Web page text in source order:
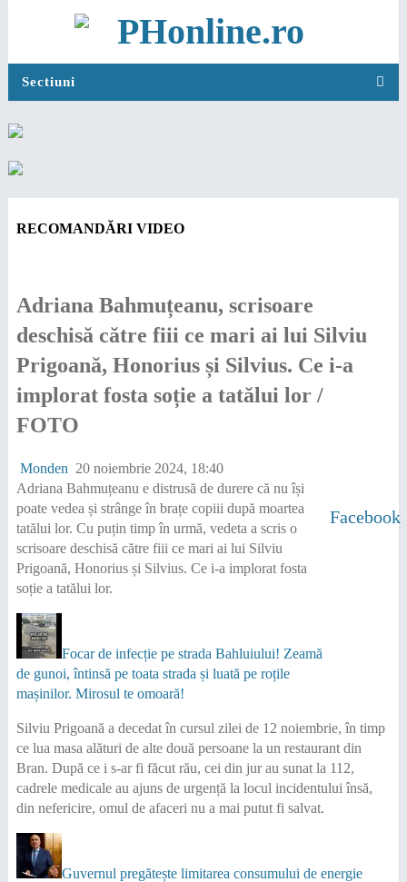
Sectiuni
RECOMANDĂRI VIDEO
Adriana Bahmuțeanu, scrisoare
deschisă către fiii ce mari ai lui Silviu
Prigoană, Honorius și Silvius. Ce i-a
implorat fosta soție a tatălui lor /
FOTO
Monden 20 noiembrie 2024, 18:40
Facebook
Adriana Bahmuțeanu e distrusă de durere că nu își
poate vedea și strânge în brațe copiii după moartea
tatălui lor. Cu puțin timp în urmă, vedeta a scris o
scrisoare deschisă către fiii ce mari ai lui Silviu
Prigoană, Honorius și Silvius. Ce i-a implorat fosta
soție a tatălui lor.
Focar de infecție pe strada Bahluiului! Zeamă
de gunoi, întinsă pe toata strada și luată pe roțile
mașinilor. Mirosul te omoară!
Silviu Prigoană a decedat în cursul zilei de 12 noiembrie, în timp
ce lua masa alături de alte două persoane la un restaurant din
Bran. După ce i s-ar fi făcut rău, cei din jur au sunat la 112,
cadrele medicale au ajuns de urgență la locul incidentului însă,
din nefericire, omul de afaceri nu a mai putut fi salvat.
Guvernul pregătește limitarea consumului de energie